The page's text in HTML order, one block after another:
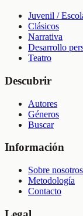
Juvenil /
Clásicos
Narrativa
Desarrollo
Teatro
Descubrir
Autores
Géneros
Buscar
Información
Sobre nosotros
Metodología
Contacto